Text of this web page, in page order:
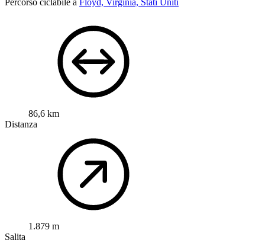
Percorso ciclabile a Floyd, Virginia, Stati Uniti
86,6 km
Distanza
1.879 m
Salita